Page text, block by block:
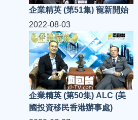
企業精英 (第51集) 寵新開始
2022-08-03
企業精英 (第50集) ALC (美
國投資移民香港辦事處)